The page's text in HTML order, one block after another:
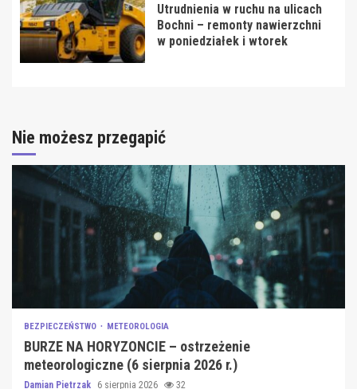
Utrudnienia w ruchu na ulicach
Bochni – remonty nawierzchni
w poniedziałek i wtorek
Nie możesz przegapić
BEZPIECZEŃSTWO METEOROLOGIA
BURZE NA HORYZONCIE – ostrzeżenie
meteorologiczne (6 sierpnia 2026 r.)
Damian Pietrzak 6 sierpnia 2026 32